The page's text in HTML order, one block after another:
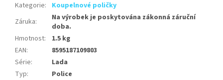
Kategorie:
Koupelnové poličky
Záruka:
Na výrobek je poskytována zákonná záruční
doba.
Hmotnost:
1.5 kg
EAN:
8595187109803
Série:
Lada
Typ:
Police